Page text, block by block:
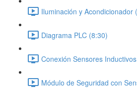
Iluminación y Acondicionador
Diagrama PLC (8:30)
Conexión Sensores
Módulo de Seguridad con